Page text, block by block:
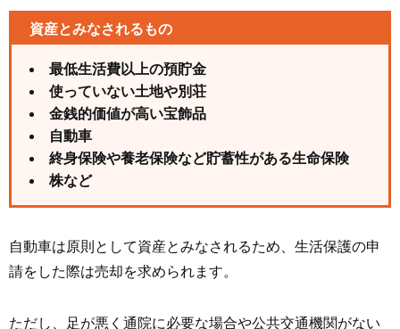
資産とみなされるもの
最低生活費以上の預貯金
使っていない土地や別荘
金銭的価値が高い宝飾品
自動車
終身保険や養老保険など貯蓄性がある生命保険
株など
自動車は原則として資産とみなされるため、生活保護の申
請をした際は売却を求められます。
ただし、足が悪く通院に必要な場合や公共交通機関がない